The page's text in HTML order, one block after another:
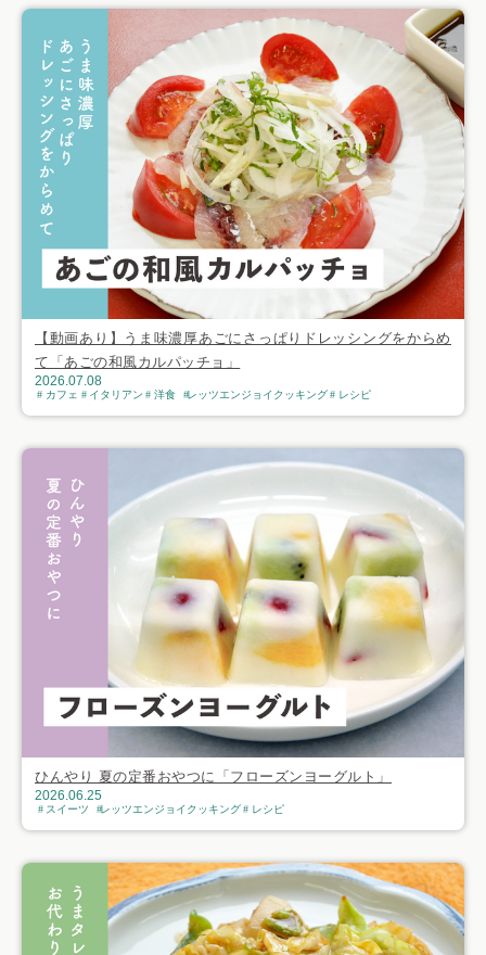
【動画あり】うま味濃厚あごにさっぱりドレッシングをからめ
て「あごの和風カルパッチョ」
2026.07.08
カフェ イタリアン 洋食 レッツエンジョイクッキング レシピ
ひんやり 夏の定番おやつに「フローズンヨーグルト」
2026.06.25
スイーツ レッツエンジョイクッキング レシピ